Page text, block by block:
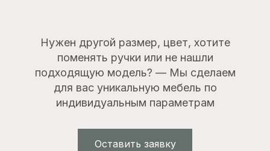
Нужен другой размер, цвет, хотите
поменять ручки или не нашли
подходящую модель? — Мы сделаем
для вас уникальную мебель по
индивидуальным параметрам
Оставить заявку